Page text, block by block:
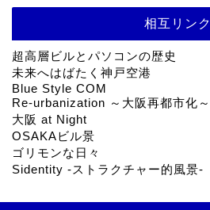
相互リンク
超高層ビルとパソコンの歴史
未来へはばたく神戸空港
Blue Style COM
Re-urbanization ～大阪再都市化～
大阪 at Night
OSAKAビル景
ゴリモンな日々
Sidentity -ストラクチャー的風景-